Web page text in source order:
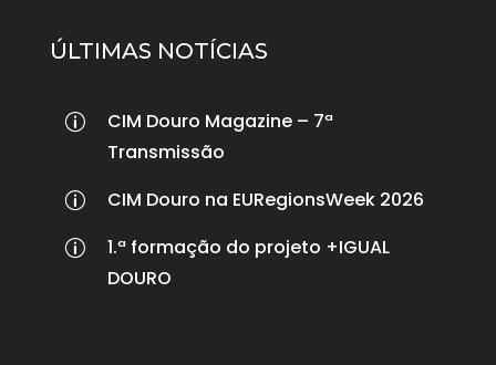
ÚLTIMAS NOTÍCIAS
p
CIM Douro Magazine – 7ª
Transmissão
p CIM Douro na EURegionsWeek 2026
p
1.ª formação do projeto +IGUAL
DOURO